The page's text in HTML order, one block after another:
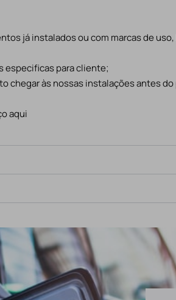
já instalados ou com marcas de
especificas para cliente;
chegar às nossas instalações antes
aqui